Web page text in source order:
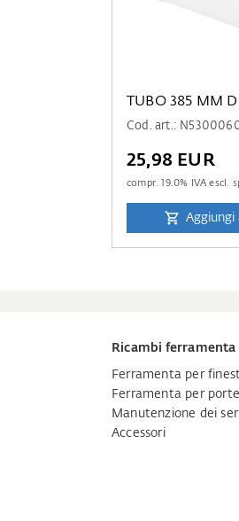
TUBO 385 MM D
Cod. art.:
25,98 EUR
compr.19.0% IVA escl.
Aggiungi
Ricambi ferramenta
Ferramenta per
Ferramenta per
Manutenzione dei
Accessori